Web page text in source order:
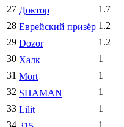
27 Доктор 1.7
28 Еврейский призёр 1.2
29 Dozor 1.2
30 Халк 1
31 Mort 1
32 SHAMAN 1
33 Lilit 1
34
1